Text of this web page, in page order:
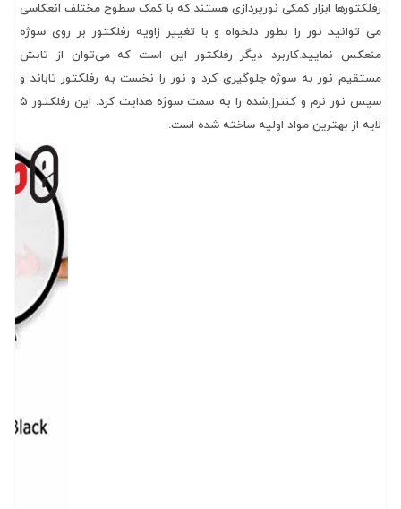
رفلکتورها ابزار کمکی نورپردازی هستند که با کمک سطوح مختلف انعکاسی
می توانید نور را بطور دلخواه و با تغییر زاویه رفلکتور بر روی سوژه
منعکس نمایید.کاربرد دیگر رفلکتور این است که می‌توان از تابش
مستقیم نور به سوژه جلوگیری کرد و نور را نخست به رفلکتور تاباند و
سپس نور نرم و کنترل‌شده را به سمت سوژه هدایت کرد. این رفلکتور ۵
لایه از بهترین مواد اولیه ساخته شده است.